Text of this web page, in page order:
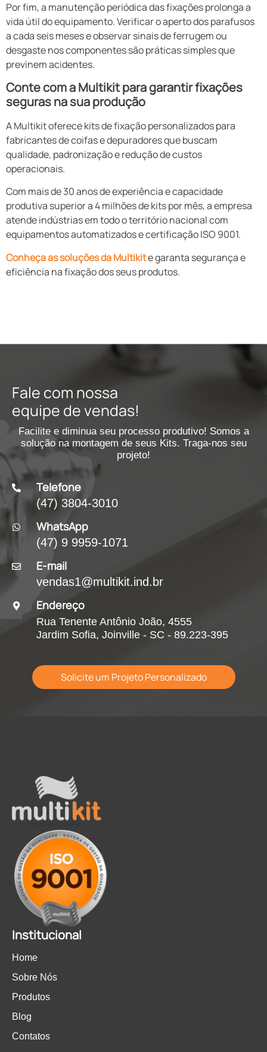
Por fim, a manutenção periódica das fixações prolonga a
vida útil do equipamento. Verificar o aperto dos parafusos
a cada seis meses e observar sinais de ferrugem ou
desgaste nos componentes são práticas simples que
previnem acidentes.
Conte com a Multikit para garantir fixações
seguras na sua produção
A Multikit oferece kits de fixação personalizados para
fabricantes de coifas e depuradores que buscam
qualidade, padronização e redução de custos
operacionais.
Com mais de 30 anos de experiência e capacidade
produtiva superior a 4 milhões de kits por mês, a empresa
atende indústrias em todo o território nacional com
equipamentos automatizados e certificação ISO 9001.
Conheça as soluções da Multikite garanta segurança e
eficiência na fixação dos seus produtos.
Fale com nossa
equipe de vendas!
Facilite e diminua seu processo produtivo! Somos a
solução na montagem de seus Kits. Traga-nos seu
projeto!
Telefone
(47) 3804-3010
WhatsApp
(47) 9 9959-1071
E-mail
vendas1@multikit.ind.br
Endereço
Rua Tenente Antônio João, 4555
Jardim Sofia, Joinville - SC - 89.223-395
Solicite um Projeto Personalizado
Institucional
Home
Sobre Nós
Produtos
Blog
Contatos